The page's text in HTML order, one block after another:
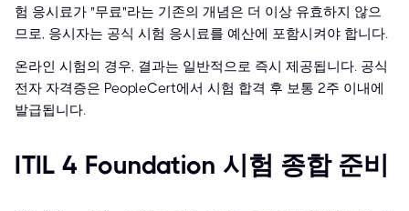
험 응시료가 "무료"라는 기존의 개념은 더 이상 유효하지 않으
므로, 응시자는 공식 시험 응시료를 예산에 포함시켜야 합니다.
온라인 시험의 경우, 결과는 일반적으로 즉시 제공됩니다. 공식
전자 자격증은 PeopleCert에서 시험 합격 후 보통 2주 이내에
발급됩니다.
ITIL 4 Foundation 시험 종합 준비